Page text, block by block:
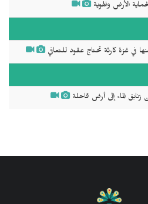
الأرض والهوية
في غزة كارثة تحتاج عقود للتعافي
الماء إلى أرض قاحلة